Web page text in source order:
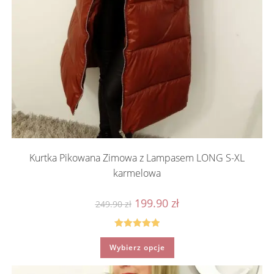
Kurtka Pikowana Zimowa z Lampasem LONG S-XL
karmelowa
249.90zł Pierwotna
cena
wynosiła:
249.90 zł.
199.90 złAktualna
Oceniono
5.00na 5
Wybierz opcje
Ten
ma
wiele